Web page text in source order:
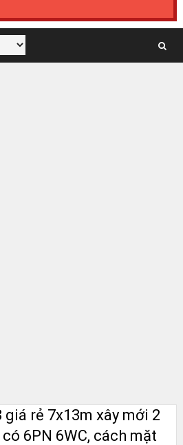
giá rẻ 7x13m xây mới 2
6PN 6WC, cách mặt